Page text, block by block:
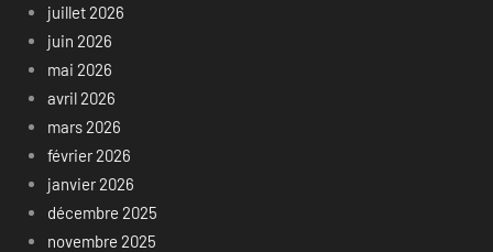
juillet 2026
juin 2026
mai 2026
avril 2026
mars 2026
février 2026
janvier 2026
décembre 2025
novembre 2025